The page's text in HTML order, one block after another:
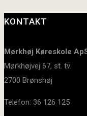
KONTAKT
Mørkhøj Køreskole
Mørkhøjvej 67, st. tv.
2700 Brønshøj
Telefon: 36 126 125